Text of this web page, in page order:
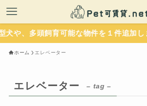
件追加しました。いずれもペットに優
ホーム エレベーター
エレベーター – tag –